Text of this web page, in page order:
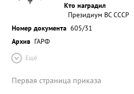
Кто наградил
Президиум ВС СССР
Номер документа 605/31
Архив ГАРФ
Ещё
Первая страница приказа